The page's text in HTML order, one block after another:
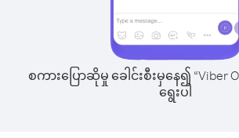
စကားပြောဆိုမှု ခေါင်းစီးမှနေ၍ “Viber
ရွေးပါ